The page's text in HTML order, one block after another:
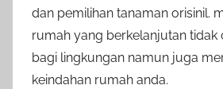
dan pemilihan tanaman orisinil.
rumah yang berkelanjutan tidak
bagi lingkungan namun juga
keindahan rumah anda.